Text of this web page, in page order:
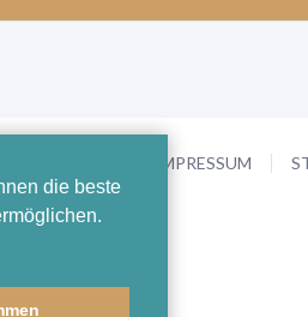
die beste
KONTAKT/IMPRESSUM